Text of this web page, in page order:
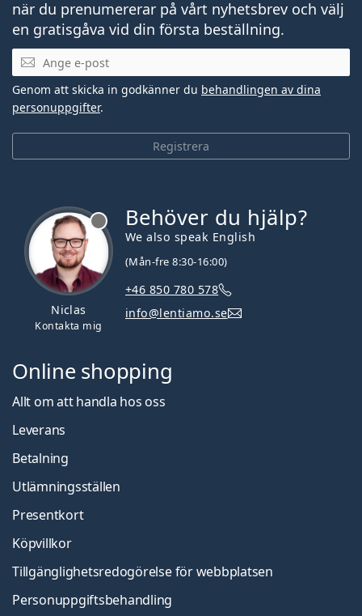
när du prenumererar på vårt nyhetsbrev och välj
en gratisgåva vid din första beställning.
Mejladress
Registrera
Genom att skicka in godkänner du behandlingen av dina
personuppgifter.
Niclas
Kontakta mig
Behöver du hjälp?
We also speak English
(Mån-fre 8:30-16:00)
+46 850 780 578
info@lentiamo.se
Online shopping
Allt om att handla hos oss
Leverans
Betalning
Utlämningsställen
Presentkort
Köpvillkor
Tillgänglighetsredogörelse för webbplatsen
Personuppgiftsbehandling